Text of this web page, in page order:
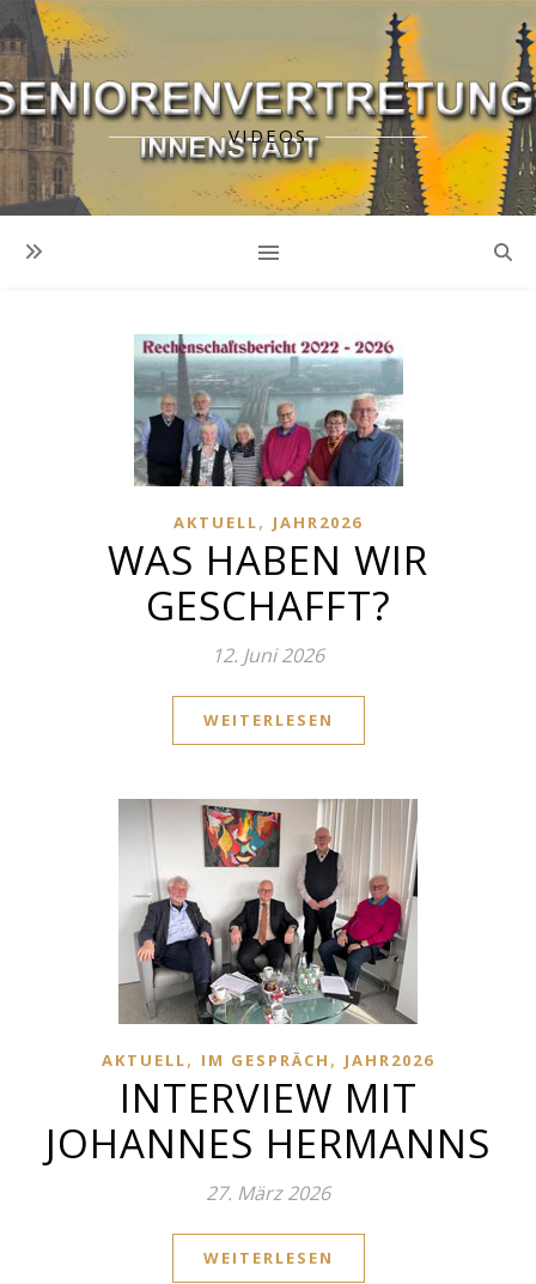
VIDEOS
AKTUELL, JAHR2026
WAS HABEN WIR
GESCHAFFT?
12. Juni 2026
WEITERLESEN
AKTUELL, IM GESPRÄCH , JAHR2026
INTERVIEW MIT
JOHANNES HERMANNS
27. März 2026
WEITERLESEN